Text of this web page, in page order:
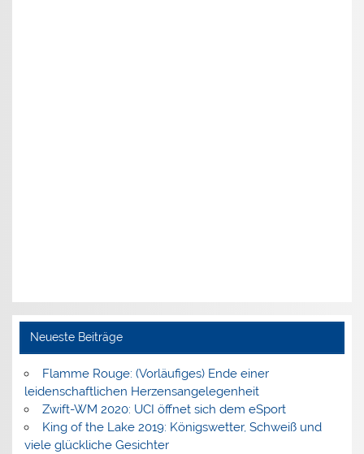
Neueste Beiträge
Flamme Rouge: (Vorläufiges) Ende einer
leidenschaftlichen Herzensangelegenheit
Zwift-WM 2020: UCI öffnet sich dem eSport
King of the Lake 2019: Königswetter, Schweiß und
viele glückliche Gesichter